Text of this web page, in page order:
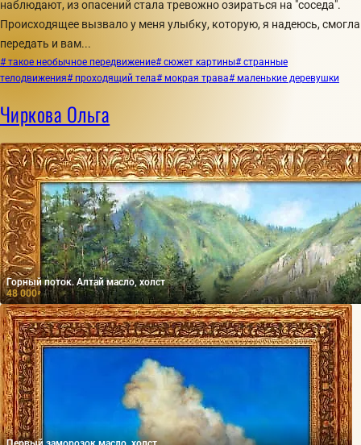
наблюдают, из опасений стала тревожно озираться на "соседа".
Происходящее вызвало у меня улыбку, которую, я надеюсь, смогла
передать и вам...
# такое необычное передвижение# сюжет картины# странные
телодвижения# проходящий тела# мокрая трава# маленькие деревушки
Чиркова Ольга
Горный поток. Алтай масло, холст
48 000₽